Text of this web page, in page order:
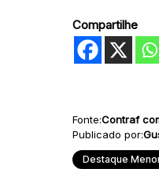
Compartilhe
Fonte:Contraf
Publicado por:
Destaque